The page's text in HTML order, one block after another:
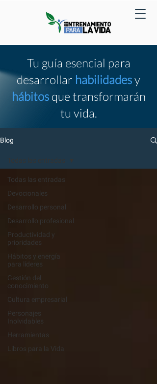
Tu guía esencial para
desarrollar habilidadesy
hábitos que transformarán
tu vida.
Blog
Todas las entradas
Devocionales
Desarrollo personal
Desarrollo profesional
Productividad y
prioridades
Hábitos y energía
para líderes
Gestión del
conocimiento
Cultura empresarial
Personajes
Inolvidables
Herramientas
Libros para la Vida